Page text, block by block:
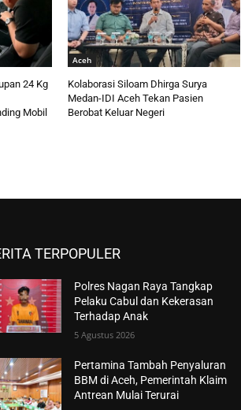
24 Kg
Mobil
Aceh
Kolaborasi Siloam Dhirga Surya
Medan-IDI Aceh Tekan Pasien
Berobat Keluar Negeri
TERPOPULER
Polres Nagan Raya Tangkap
Pelaku Cabul dan Kekerasan
Terhadap Anak
5 Agustus 2026
Pertamina Tambah Penyaluran
BBM di Aceh, Pemerintah Klaim
Antrean Mulai Terurai